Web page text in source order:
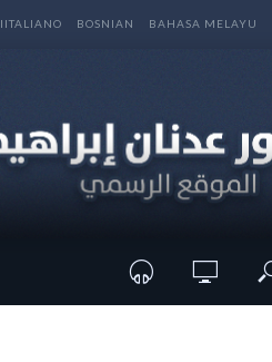
BAHASA MELAYU
BOSNIAN
IITALIANO